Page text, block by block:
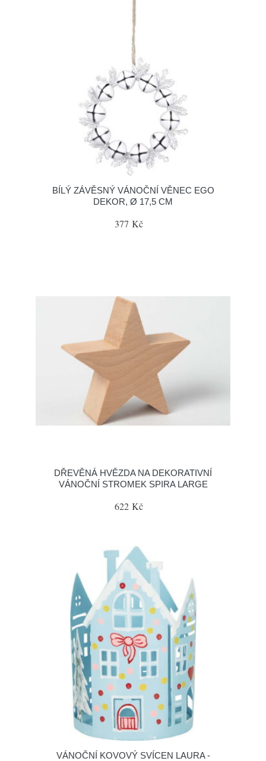
BÍLÝ ZÁVĚSNÝ VÁNOČNÍ VĚNEC EGO
DEKOR, Ø 17,5 CM
377 Kč
DŘEVĚNÁ HVĚZDA NA DEKORATIVNÍ
VÁNOČNÍ STROMEK SPIRA LARGE
622 Kč
VÁNOČNÍ KOVOVÝ SVÍCEN LAURA -